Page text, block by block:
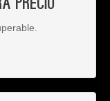
Precio